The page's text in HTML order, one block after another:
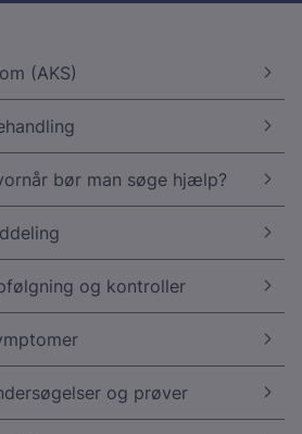
(AKS)
bør man søge hjælp?
og kontroller
og prøver